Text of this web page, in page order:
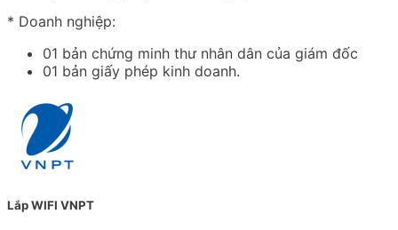
* Doanh nghiệp:
01 bản chứng minh thư nhân dân của giám đốc
01 bản giấy phép kinh doanh.
Lắp WIFI VNPT